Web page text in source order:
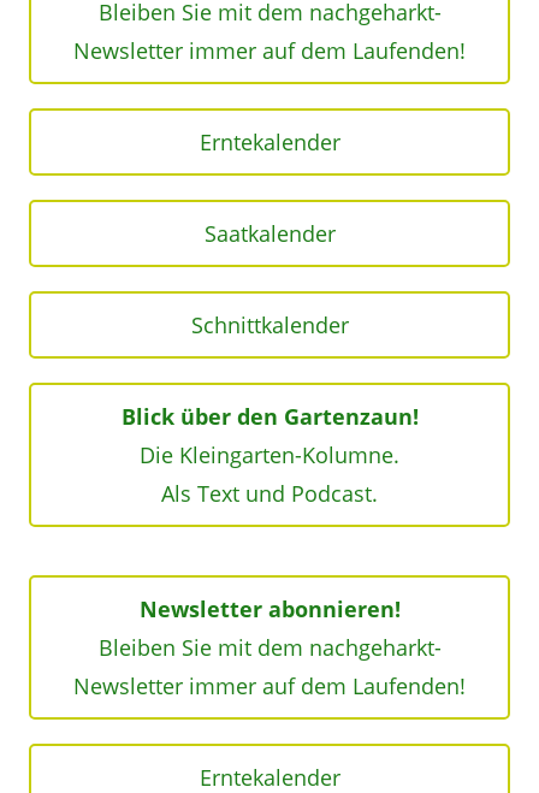
Bleiben Sie mit dem nachgeharkt-
Newsletter immer auf dem Laufenden!
Erntekalender
Saatkalender
Schnittkalender
Blick über den Gartenzaun!
Die Kleingarten-Kolumne.
Als Text und Podcast.
Newsletter abonnieren!
Bleiben Sie mit dem nachgeharkt-
Newsletter immer auf dem Laufenden!
Erntekalender